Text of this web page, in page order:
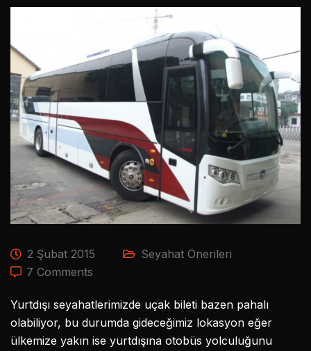
2 Şubat 2015
Seyahat Önerileri
7 Comments
Yurtdışı seyahatlerimizde uçak bileti bazen pahalı
olabiliyor, bu durumda gideceğimiz lokasyon eğer
ülkemize yakın ise yurtdışına otobüs yolculuğunu